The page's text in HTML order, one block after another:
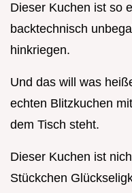
Dieser Kuchen ist so
backtechnisch
hinkriegen.
Und das will was
echten Blitzkuchen
dem Tisch steht.
Dieser Kuchen ist
Stückchen